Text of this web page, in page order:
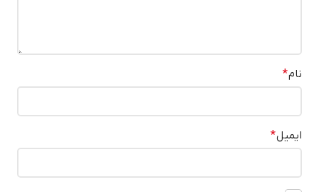
نام*
ایمیل*